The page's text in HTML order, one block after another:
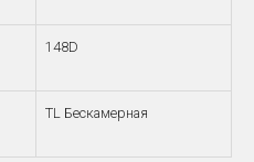
148D
TL Бескамерная